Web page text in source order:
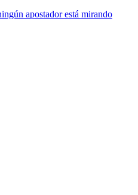
apostador está mirando